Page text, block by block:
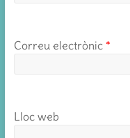
Correu electrònic *
Lloc web